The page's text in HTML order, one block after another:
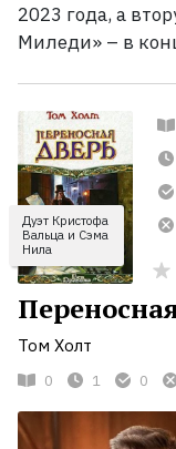
2023 года, а
Миледи» – в
Дуэт Кристофа
Вальца и Сэма
Нила
Том Холт
0 1 0